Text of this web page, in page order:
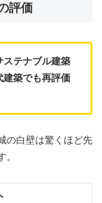
評価
ステナブル建築
建築でも再評価
の白壁は驚くほど先
。